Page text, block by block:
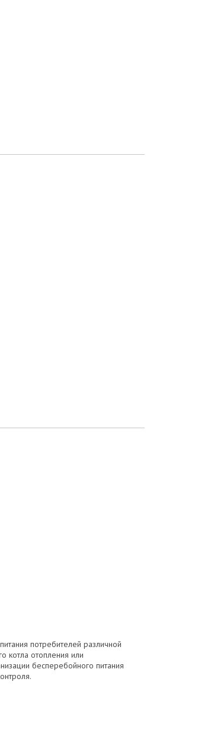
потребителей различной
котла отопления или
бесперебойного питания